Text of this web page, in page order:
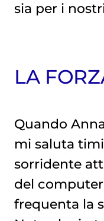
sia per i
LA
Quando
mi saluta
sorridente
del
frequenta la